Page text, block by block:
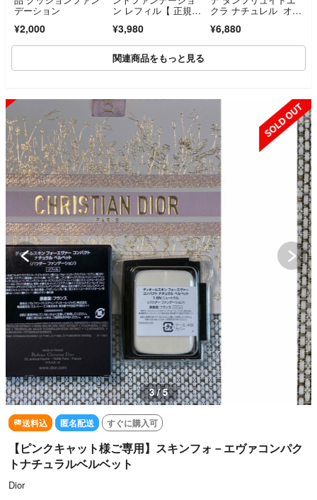
デーション
¥2,000
ン レフィル【 正規
リアルナンバー付 QR
コード付 新品未開封
¥3,980
クラ ナチュレル オー
¥6,880
関連商品をもっと見る
SOLD OUT
3 / 5
送料込 匿名配送 すぐに購入可
【ピンクキャット様ご専用】スキンフォ－エヴァコンパク
トナチュラルベルベット
Dior